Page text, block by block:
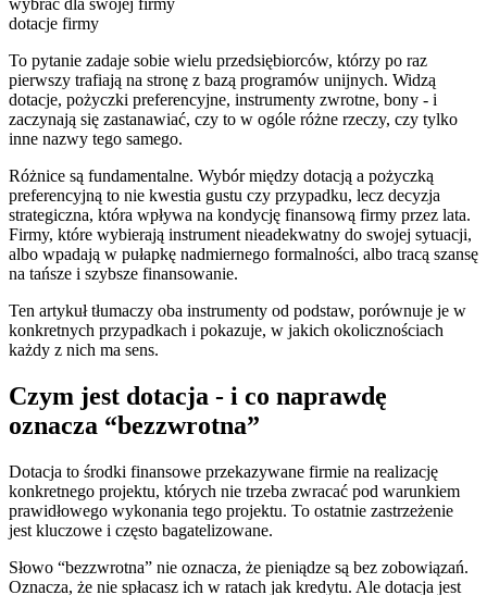
dotacje firmy
To pytanie zadaje sobie wielu przedsiębiorców, którzy po raz
pierwszy trafiają na stronę z bazą programów unijnych. Widzą
dotacje, pożyczki preferencyjne, instrumenty zwrotne, bony - i
zaczynają się zastanawiać, czy to w ogóle różne rzeczy, czy tylko
inne nazwy tego samego.
Różnice są fundamentalne. Wybór między dotacją a pożyczką
preferencyjną to nie kwestia gustu czy przypadku, lecz decyzja
strategiczna, która wpływa na kondycję finansową firmy przez lata.
Firmy, które wybierają instrument nieadekwatny do swojej sytuacji,
albo wpadają w pułapkę nadmiernego formalności, albo tracą szansę
na tańsze i szybsze finansowanie.
Ten artykuł tłumaczy oba instrumenty od podstaw, porównuje je w
konkretnych przypadkach i pokazuje, w jakich okolicznościach
każdy z nich ma sens.
Czym jest dotacja - i co naprawdę
oznacza “bezzwrotna”
Dotacja to środki finansowe przekazywane firmie na realizację
konkretnego projektu, których nie trzeba zwracać pod warunkiem
prawidłowego wykonania tego projektu. To ostatnie zastrzeżenie
jest kluczowe i często bagatelizowane.
Słowo “bezzwrotna” nie oznacza, że pieniądze są bez zobowiązań.
Oznacza, że nie spłacasz ich w ratach jak kredytu. Ale dotacja jest